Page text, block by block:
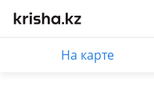
На карте